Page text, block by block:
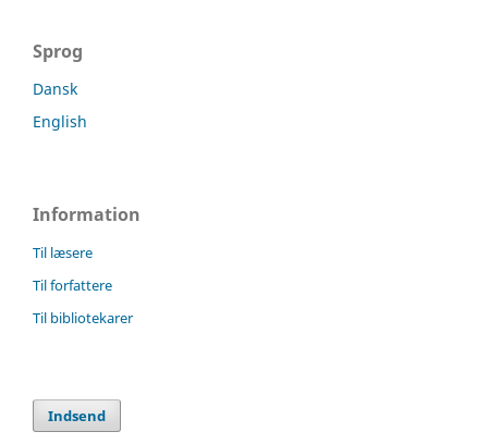
Sprog
Dansk
English
Information
Til læsere
Til forfattere
Til bibliotekarer
Indsend